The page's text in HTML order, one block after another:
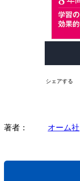
シェアする
著者 オーム社